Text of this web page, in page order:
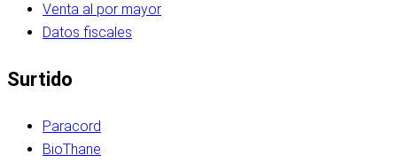
Venta al por mayor
Datos fiscales
Surtido
Paracord
BioThane